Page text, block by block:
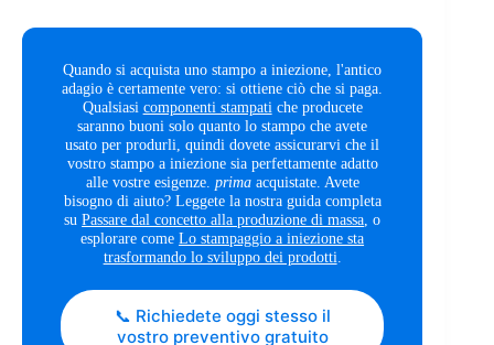
Quando si acquista uno stampo a iniezione, l'antico
adagio è certamente vero: si ottiene ciò che si paga.
Qualsiasi componenti stampati che producete
saranno buoni solo quanto lo stampo che avete
usato per produrli, quindi dovete assicurarvi che il
vostro stampo a iniezione sia perfettamente adatto
alle vostre esigenze. primaacquistate. Avete
bisogno di aiuto? Leggete la nostra guida completa
suPassare dal concetto alla produzione di massa , o
esplorare comeLo stampaggio a iniezione sta
trasformando lo sviluppo dei prodotti
📞 Richiedete oggi stesso il
vostro preventivo gratuito